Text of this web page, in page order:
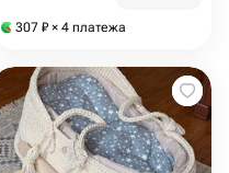
307 ₽ × 4 платежа